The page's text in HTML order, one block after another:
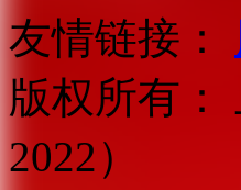
友情链接：
版权所有：
2022）